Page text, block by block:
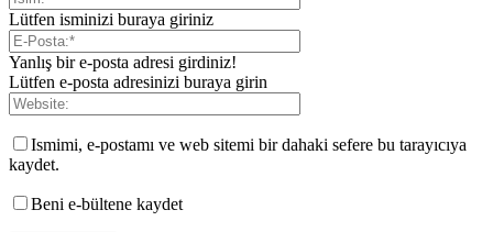
Lütfen isminizi buraya giriniz
Yanlış bir e-posta adresi girdiniz!
Lütfen e-posta adresinizi buraya girin
Ismimi, e-postamı ve web sitemi bir dahaki sefere bu tarayıcıya
kaydet.
Beni e-bültene kaydet